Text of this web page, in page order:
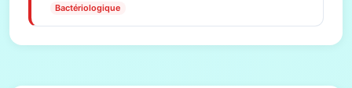
Bactériologique